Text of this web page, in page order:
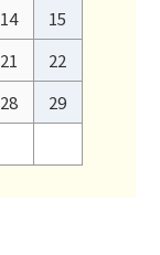
14
15
21
22
28
29